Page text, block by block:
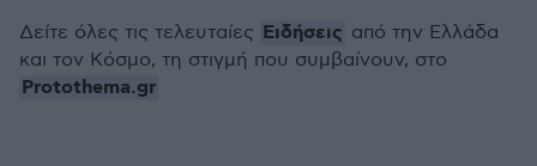
Δείτε όλες τις τελευταίες Ειδήσεις από την Ελλάδα
και τον Κόσμο, τη στιγμή που συμβαίνουν, στο
Protothema.gr